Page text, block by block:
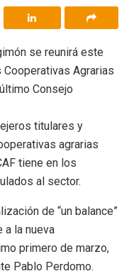
se reunirá este
Agrarias
Consejo
titulares y
agrarias
tiene en los
al sector.
de “un balance”
a la nueva
primero de marzo,
Pablo Perdomo.